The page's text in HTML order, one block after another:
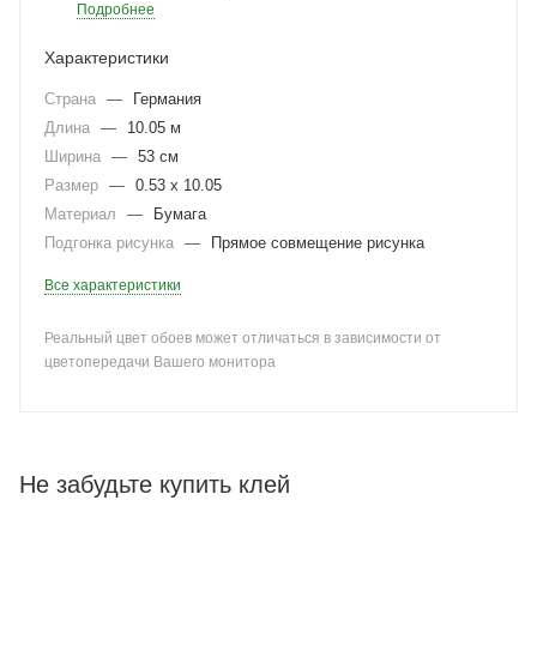
Подробнее
Характеристики
Страна —
Германия
Длина —
10.05 м
Ширина — 53 см
Размер — 0.53 x 10.05
Материал
—
Бумага
Подгонка рисунка — Прямое совмещение рисунка
Все характеристики
Реальный цвет обоев может отличаться в зависимости от
цветопередачи Вашего монитора
Не забудьте купить клей